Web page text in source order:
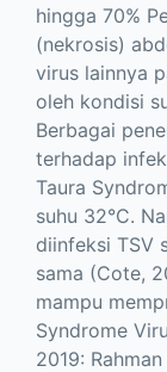
hingga 70%
(nekrosis)
virus lainnya
oleh kondisi
Berbagai
terhadap
Taura
suhu 32°C.
diinfeksi TSV
sama (Cote,
mampu
Syndrome
2019: